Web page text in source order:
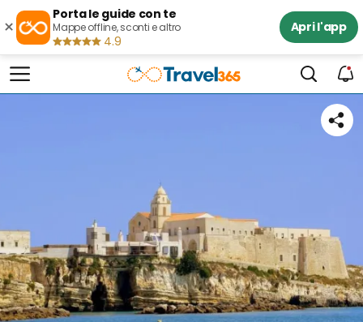
×
Porta le guide con te
Mappe offline, sconti e altro
4.9
Apri l'app